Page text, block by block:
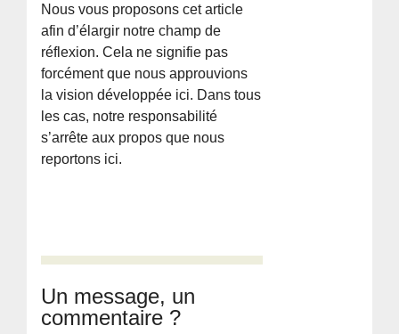
Nous vous proposons cet article
afin d’élargir notre champ de
réflexion. Cela ne signifie pas
forcément que nous approuvions
la vision développée ici. Dans tous
les cas, notre responsabilité
s’arrête aux propos que nous
reportons ici.
Un message, un
commentaire ?